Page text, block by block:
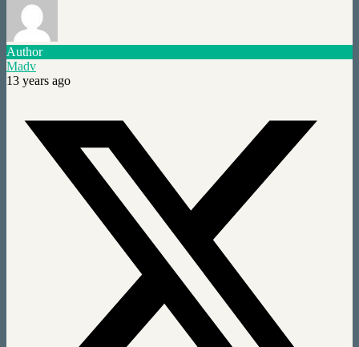
Author
Madv
13 years ago